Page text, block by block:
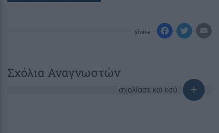
share
Σχόλια Αναγνωστών
σχολίασε και εσύ